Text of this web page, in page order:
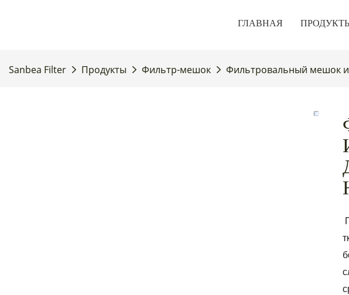
ГЛАВНАЯ
Sanbea Filter Продукты Фильтр-мешок Фильтровальный мешок